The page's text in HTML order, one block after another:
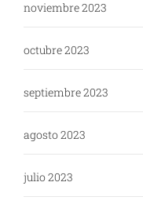
noviembre 2023
octubre 2023
septiembre 2023
agosto 2023
julio 2023